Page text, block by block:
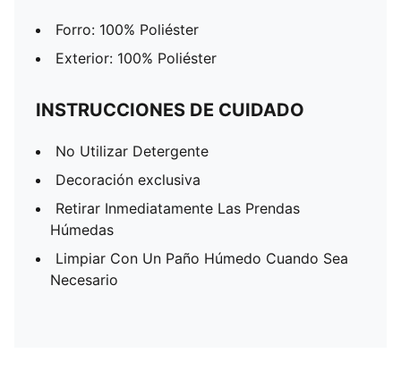
Forro: 100% Poliéster
Exterior: 100% Poliéster
INSTRUCCIONES DE CUIDADO
No Utilizar Detergente
Decoración exclusiva
Retirar Inmediatamente Las Prendas
Húmedas
Limpiar Con Un Paño Húmedo Cuando Sea
Necesario